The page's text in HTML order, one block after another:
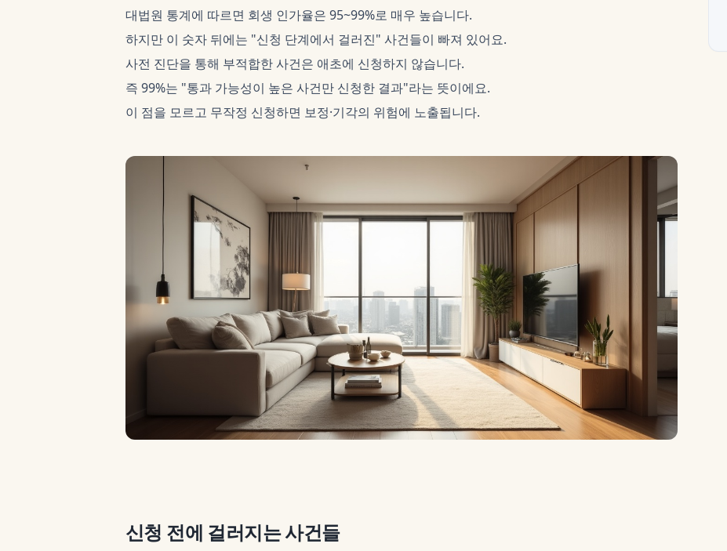
대법원 통계에 따르면 회생 인가율은 95~99%로 매우 높습니다.
하지만 이 숫자 뒤에는 "신청 단계에서 걸러진" 사건들이 빠져 있어요.
사전 진단을 통해 부적합한 사건은 애초에 신청하지 않습니다.
즉 99%는 "통과 가능성이 높은 사건만 신청한 결과"라는 뜻이에요.
이 점을 모르고 무작정 신청하면 보정·기각의 위험에 노출됩니다.
신청 전에 걸러지는 사건들